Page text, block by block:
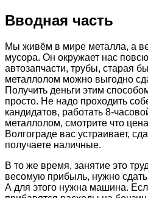
Вводная часть
Мы живём в мире металла, а
мусора. Он окружает нас
автозапчасти, трубы, старая
металлолом можно выгодно
Получить деньги этим
просто. Не надо проходить
кандидатов, работать 8-
металлолом, смотрите что
Волгограде вас устраивает,
получаете наличные.
В то же время, занятие это
весомую прибыль, нужно
А для этого нужна машина.